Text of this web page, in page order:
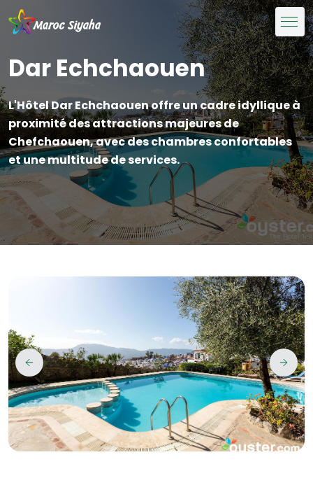
Dar Echchaouen
L'Hôtel Dar Echchaouen offre un cadre idyllique à
proximité des attractions majeures de
Chefchaouen, avec des chambres confortables
et une multitude de services.